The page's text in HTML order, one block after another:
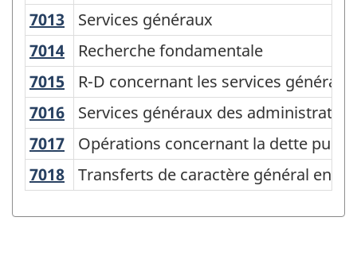
des
fonctions
des
administrations
publiques
(CCFAP)
2014
-
Structure
7013 Services généraux
Services généraux
7014 Recherche fondamentale
Recherche fondamentale
7015 R-D concernant les services
R-D concernant les services
7016 Services généraux des
Services généraux des
7017 Opérations concernant la dette
Opérations concernant la dette
7018 Transferts de caractère général
Transferts de caractère général